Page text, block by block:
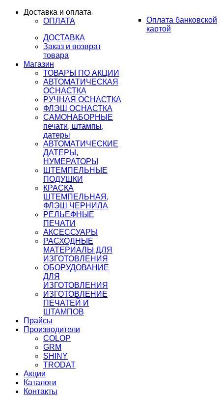
Доставка и оплата
ОПЛАТА
Оплата банковской
картой
ДОСТАВКА
Заказ и возврат
товара
Магазин
ТОВАРЫ ПО АКЦИИ
АВТОМАТИЧЕСКАЯ
ОСНАСТКА
РУЧНАЯ ОСНАСТКА
ФЛЭШ ОСНАСТКА
САМОНАБОРНЫЕ
печати, штампы,
датеры
АВТОМАТИЧЕСКИЕ
ДАТЕРЫ,
НУМЕРАТОРЫ
ШТЕМПЕЛЬНЫЕ
ПОДУШКИ
КРАСКА
ШТЕМПЕЛЬНАЯ,
ФЛЭШ ЧЕРНИЛА
РЕЛЬЕФНЫЕ
ПЕЧАТИ
АКСЕССУАРЫ
РАСХОДНЫЕ
МАТЕРИАЛЫ ДЛЯ
ИЗГОТОВЛЕНИЯ
ОБОРУДОВАНИЕ
ДЛЯ
ИЗГОТОВЛЕНИЯ
ИЗГОТОВЛЕНИЕ
ПЕЧАТЕЙ И
ШТАМПОВ
Прайсы
Производители
COLOP
GRM
SHINY
TRODAT
Акции
Каталоги
Контакты